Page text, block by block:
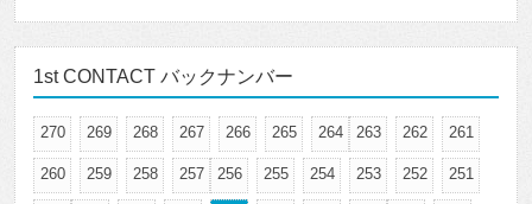
1st CONTACT バックナンバー
270 269 268 267 266 265 264 263 262 261
260 259 258 257 256 255 254 253 252 251